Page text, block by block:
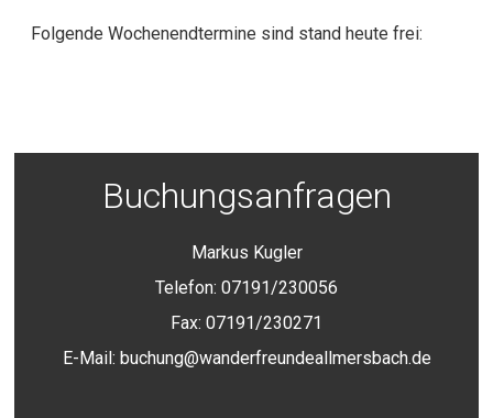
Folgende Wochenendtermine sind stand heute frei:
Buchungsanfragen
Markus Kugler
Telefon: 07191/230056
Fax: 07191/230271
E-Mail: buchung@wanderfreundeallmersbach.de